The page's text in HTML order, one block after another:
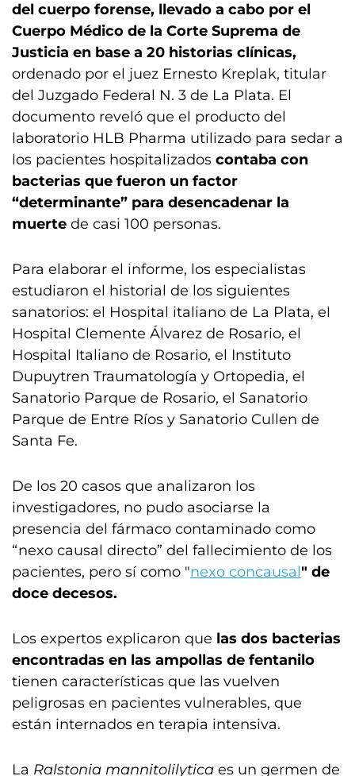
del cuerpo forense, llevado a cabo por el
Cuerpo Médico de la Corte Suprema de
Justicia en base a 20 historias clínicas,
ordenado por el juez Ernesto Kreplak, titular
del Juzgado Federal N. 3 de La Plata. El
documento reveló que el producto del
laboratorio HLB Pharma utilizado para sedar a
los pacientes hospitalizados contaba con
bacterias que fueron un factor
“determinante” para desencadenar la
muerte de casi 100 personas.
Para elaborar el informe, los especialistas
estudiaron el historial de los siguientes
sanatorios: el Hospital italiano de La Plata, el
Hospital Clemente Álvarez de Rosario, el
Hospital Italiano de Rosario, el Instituto
Dupuytren Traumatología y Ortopedia, el
Sanatorio Parque de Rosario, el Sanatorio
Parque de Entre Ríos y Sanatorio Cullen de
Santa Fe.
De los 20 casos que analizaron los
investigadores, no pudo asociarse la
presencia del fármaco contaminado como
“nexo causal directo” del fallecimiento de los
pacientes, pero sí como "nexo concausal" de
doce decesos.
Los expertos explicaron que las dos bacterias
encontradas en las ampollas de fentanilo
tienen características que las vuelven
peligrosas en pacientes vulnerables, que
están internados en terapia intensiva.
La Ralstonia mannitolilytica es un germen de